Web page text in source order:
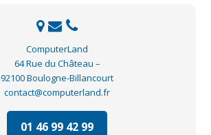
ComputerLand
64 Rue du Château –
92100 Boulogne-Billancourt
contact@computerland.fr
01 46 99 42 99